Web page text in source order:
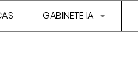
GABINETE IA